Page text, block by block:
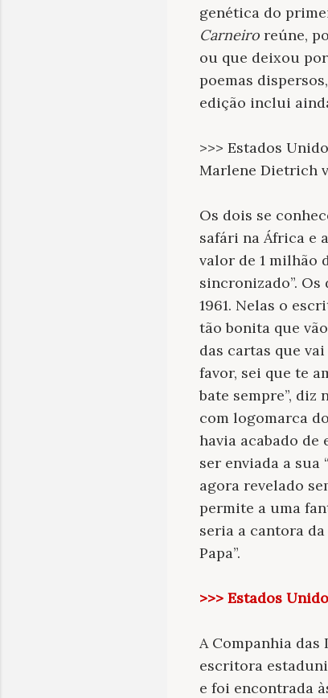
genética do
Carneiro reúne,
ou que deixou
poemas
edição inclui
>>> Estados
Marlene Dietrich
Os dois se
safári na África e
valor de 1 milhão
sincronizado”.
1961. Nelas o
tão bonita que
das cartas que
favor, sei que te
bate sempre”, diz
com logomarca
havia acabado de
ser enviada a sua
agora revelado
permite a uma
seria a cantora
Papa”.
>>> Estados
A Companhia
escritora
e foi encontrada